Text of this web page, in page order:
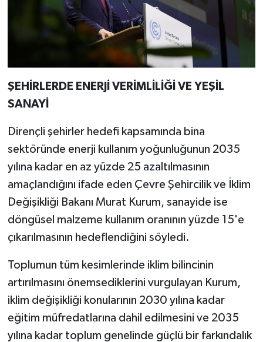
ŞEHİRLERDE ENERJİ VERİMLİLİĞİ VE YEŞİL
SANAYİ
Dirençli şehirler hedefi kapsamında bina
sektöründe enerji kullanım yoğunluğunun 2035
yılına kadar en az yüzde 25 azaltılmasının
amaçlandığını ifade eden Çevre Şehircilik ve İklim
Değişikliği Bakanı Murat Kurum, sanayide ise
döngüsel malzeme kullanım oranının yüzde 15'e
çıkarılmasının hedeflendiğini söyledi.
Toplumun tüm kesimlerinde iklim bilincinin
artırılmasını önemsediklerini vurgulayan Kurum,
iklim değişikliği konularının 2030 yılına kadar
eğitim müfredatlarına dahil edilmesini ve 2035
yılına kadar toplum genelinde güçlü bir farkındalık